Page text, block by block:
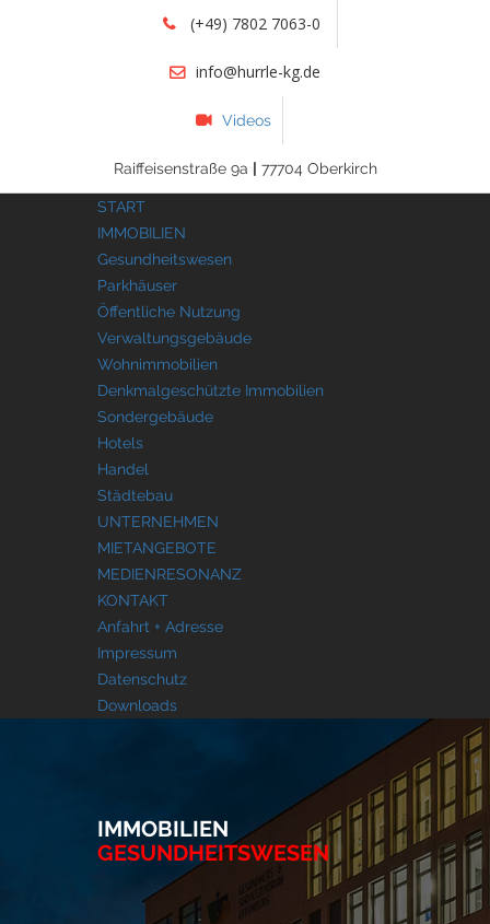
(+49) 7802 7063-0
info@hurrle-kg.de
Videos
Raiffeisenstraße 9a | 77704 Oberkirch
START
IMMOBILIEN
Gesundheitswesen
Parkhäuser
Öffentliche Nutzung
Verwaltungsgebäude
Wohnimmobilien
Denkmalgeschützte Immobilien
Sondergebäude
Hotels
Handel
Städtebau
UNTERNEHMEN
MIETANGEBOTE
MEDIENRESONANZ
KONTAKT
Anfahrt + Adresse
Impressum
Datenschutz
Downloads
IMMOBILIEN
GESUNDHEITSWESEN